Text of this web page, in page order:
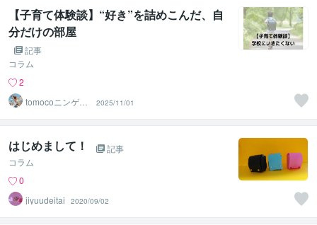
【子育て体験談】“好き”を詰めこんだ、自
分だけの部屋
記事
コラム
2
tomocoニンゲン
分析＠JLT
2025/11/01
はじめまして！
記事
コラム
0
jiyuudeitai
2020/09/02